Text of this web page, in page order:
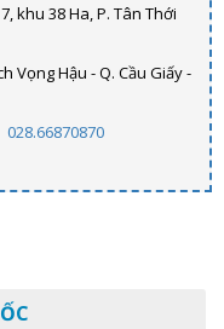
khu 38 Ha, P. Tân Thới
Vọng Hậu - Q. Cầu Giấy -
028.66870870